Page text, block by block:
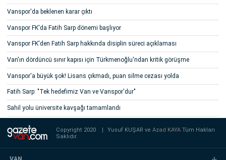
Vanspor'da beklenen karar çıktı
Vanspor FK'da Fatih Sarp dönemi başlıyor
Vanspor FK'den Fatih Sarp hakkında disiplin süreci açıklaması
Van'ın dördüncü sınır kapısı için Türkmenoğlu'ndan kritik görüşme
Vanspor'a büyük şok! Lisans çıkmadı, puan silme cezası yolda
Fatih Sarp: "Tek hedefimiz Van ve Vanspor'dur"
Sahil yolu üniversite kavşağı tamamlandı
Copyright 2020 | Yusuf KUŞAR veAzad KAYATüm Hakları
Saklıdır.